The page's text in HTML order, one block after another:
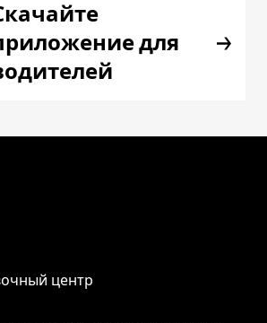
для
центр